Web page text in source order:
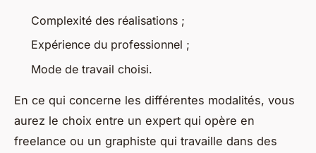
Complexité des réalisations ;
Expérience du professionnel ;
Mode de travail choisi.
En ce qui concerne les différentes modalités, vous
aurez le choix entre un expert qui opère en
freelance ou un graphiste qui travaille dans des